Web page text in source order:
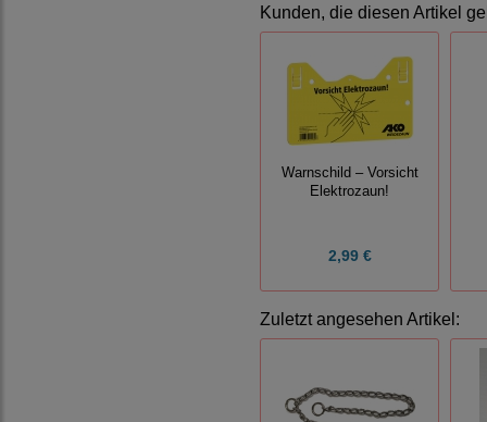
Kunden, die diesen Artikel
Warnschild – Vorsicht
Elektrozaun!
2,99 €
Zuletzt angesehen Artikel: